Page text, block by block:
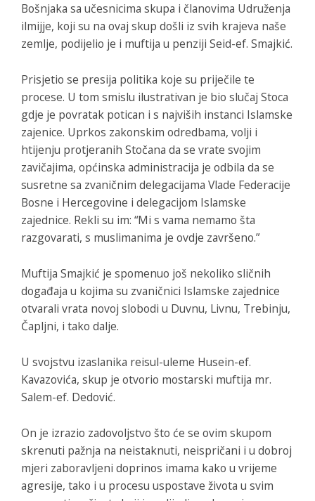
Bošnjaka sa učesnicima skupa i članovima Udruženja
ilmijje, koji su na ovaj skup došli iz svih krajeva naše
zemlje, podijelio je i muftija u penziji Seid-ef. Smajkić.
Prisjetio se presija politika koje su priječile te
procese. U tom smislu ilustrativan je bio slučaj Stoca
gdje je povratak potican i s najviših instanci Islamske
zajenice. Uprkos zakonskim odredbama, volji i
htijenju protjeranih Stočana da se vrate svojim
zavičajima, općinska administracija je odbila da se
susretne sa zvaničnim delegacijama Vlade Federacije
Bosne i Hercegovine i delegacijom Islamske
zajednice. Rekli su im: “Mi s vama nemamo šta
razgovarati, s muslimanima je ovdje završeno.”
Muftija Smajkić je spomenuo još nekoliko sličnih
događaja u kojima su zvaničnici Islamske zajednice
otvarali vrata novoj slobodi u Duvnu, Livnu, Trebinju,
Čapljni, i tako dalje.
U svojstvu izaslanika reisul-uleme Husein-ef.
Kavazovića, skup je otvorio mostarski muftija mr.
Salem-ef. Dedović.
On je izrazio zadovoljstvo što će se ovim skupom
skrenuti pažnja na neistaknuti, neispričani i u dobroj
mjeri zaboravljeni doprinos imama kako u vrijeme
agresije, tako i u procesu uspostave života u svim